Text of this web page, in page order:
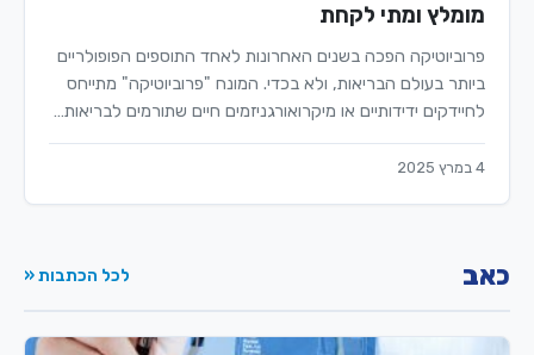
מומלץ ומתי לקחת
פרוביוטיקה הפכה בשנים האחרונות לאחד התוספים הפופולריים
ביותר בעולם הבריאות, ולא בכדי. המונח "פרוביוטיקה" מתייחס
לחיידקים ידידותיים או מיקרואורגניזמים חיים שתורמים לבריאות…
4 במרץ 2025
כאב לכל הכתבות «